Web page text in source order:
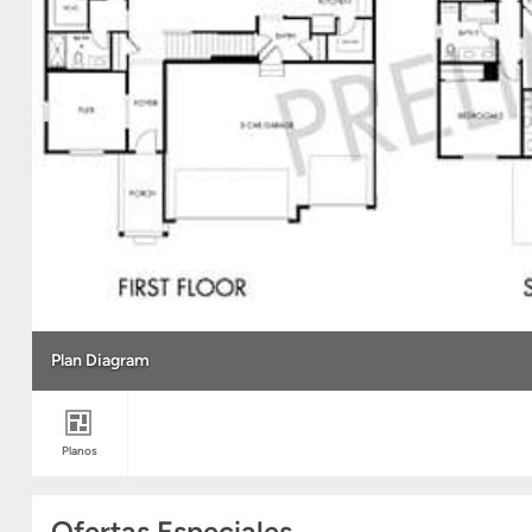
Plan Diagram
Planos